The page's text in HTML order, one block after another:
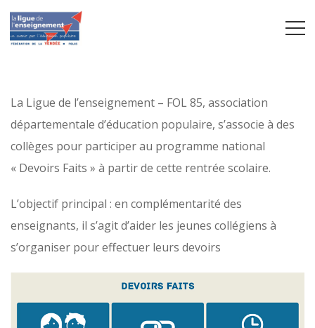
La Ligue de l’enseignement – FOL 85, association
départementale d’éducation populaire, s’associe à des
collèges pour participer au programme national
« Devoirs Faits » à partir de cette rentrée scolaire.
L’objectif principal : en complémentarité des
enseignants, il s’agit d’aider les jeunes collégiens à
s’organiser pour effectuer leurs devoirs